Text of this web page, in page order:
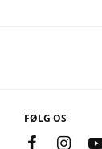
FØLG OS